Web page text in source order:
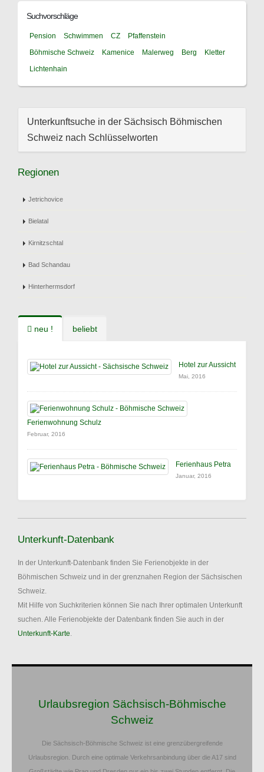
Suchvorschläge
Pension Schwimmen CZ
Pfaffenstein
Böhmische Schweiz
Kamenice Malerweg Berg
Kletter
Lichtenhain
Unterkunftsuche in der Sächsisch Böhmischen
Schweiz nach Schlüsselworten
Regionen
Jetrichovice
Bielatal
Kirnitzschtal
Bad Schandau
Hinterhermsdorf
neu ! beliebt
Hotel zur Aussicht
Mai, 2016
Ferienwohnung Schulz
Februar, 2016
Ferienhaus Petra
Januar, 2016
Unterkunft-Datenbank
In der Unterkunft-Datenbank finden Sie Ferienobjekte in der
Böhmischen Schweiz und in der grenznahen Region der Sächsischen
Schweiz.
Mit Hilfe von Suchkriterien können Sie nach Ihrer optimalen Unterkunft
suchen. Alle Ferienobjekte der Datenbank finden Sie auch in der
Unterkunft-Karte.
Urlaubsregion Sächsisch-Böhmische
Schweiz
Die Sächsisch-Böhmische Schweiz ist eine grenzübergreifende
Urlaubsregion. Durch eine optimale Verkehrsanbindung über die A17 sind